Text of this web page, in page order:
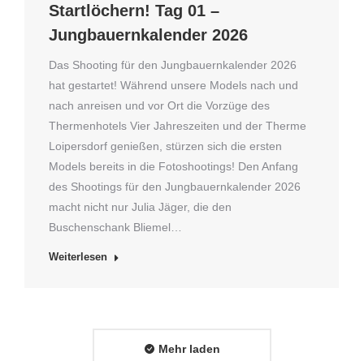
Startlöchern! Tag 01 –
Jungbauernkalender 2026
Das Shooting für den Jungbauernkalender 2026
hat gestartet! Während unsere Models nach und
nach anreisen und vor Ort die Vorzüge des
Thermenhotels Vier Jahreszeiten und der Therme
Loipersdorf genießen, stürzen sich die ersten
Models bereits in die Fotoshootings! Den Anfang
des Shootings für den Jungbauernkalender 2026
macht nicht nur Julia Jäger, die den
Buschenschank Bliemel…
Weiterlesen
Mehr laden